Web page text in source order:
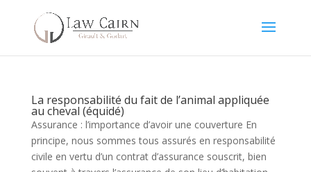
La responsabilité du fait de l’animal appliquée
au cheval (équidé)
Assurance : l’importance d’avoir une couverture En
principe, nous sommes tous assurés en responsabilité
civile en vertu d’un contrat d’assurance souscrit, bien